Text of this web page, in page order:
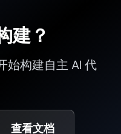
建？
始构建自主 AI 代
查看文档